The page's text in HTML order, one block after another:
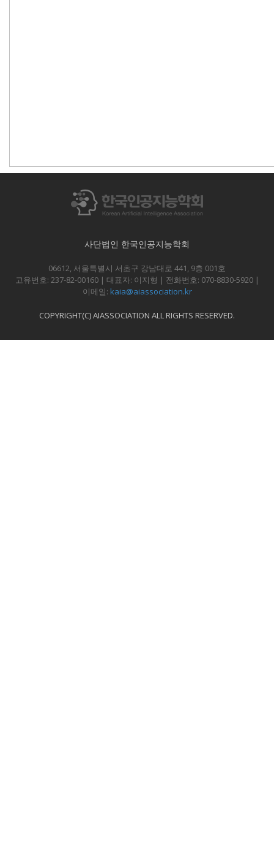
사단법인 한국인공지능학회
06612, 서울특별시 서초구 강남대로 441, 9층 001호
고유번호: 237-82-00160 | 대표자: 이지형 | 전화번호: 070-8830-5920 |
이메일: kaia@aiassociation.kr
COPYRIGHT(C) AIASSOCIATION ALL RIGHTS RESERVED.